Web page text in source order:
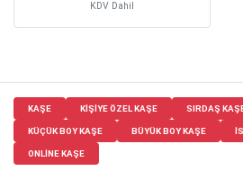
KDV Dahil
KAŞE KIŞIYE ÖZEL KAŞE SIRDAŞ
KÜÇÜK BOY KAŞE BÜYÜK BOY KAŞE
ONLINE KAŞE